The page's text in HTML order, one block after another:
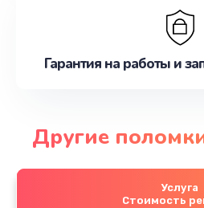
Гарантия на работы и
Другие
Услуга
Стоимость